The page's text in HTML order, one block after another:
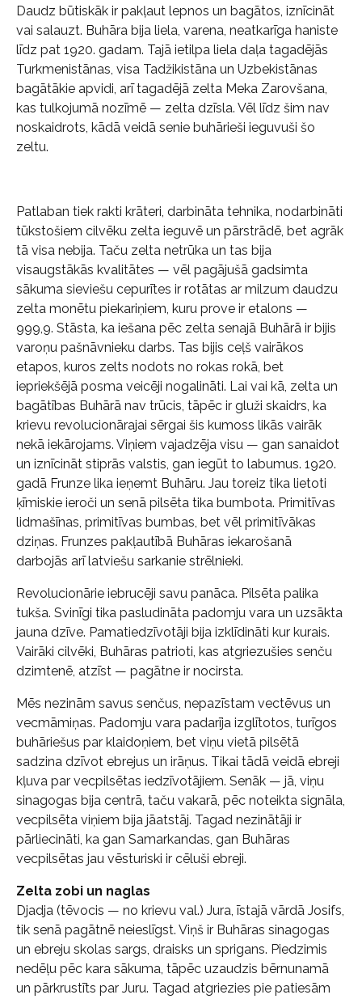
Daudz būtiskāk ir pakļaut lepnos un bagātos, iznīcināt
vai salauzt. Buhāra bija liela, varena, neatkarīga haniste
līdz pat 1920. gadam. Tajā ietilpa liela daļa tagadējās
Turkmenistānas, visa Tadžikistāna un Uzbekistānas
bagātākie apvidi, arī tagadējā zelta Meka Zarovšana,
kas tulkojumā nozīmē — zelta dzīsla. Vēl līdz šim nav
noskaidrots, kādā veidā senie buhārieši ieguvuši šo
zeltu.
Patlaban tiek rakti krāteri, darbināta tehnika, nodarbināti
tūkstošiem cilvēku zelta ieguvē un pārstrādē, bet agrāk
tā visa nebija. Taču zelta netrūka un tas bija
visaugstākās kvalitātes — vēl pagājušā gadsimta
sākuma sieviešu cepurītes ir rotātas ar milzum daudzu
zelta monētu piekariņiem, kuru prove ir etalons —
999,9. Stāsta, ka iešana pēc zelta senajā Buhārā ir bijis
varoņu pašnāvnieku darbs. Tas bijis ceļš vairākos
etapos, kuros zelts nodots no rokas rokā, bet
iepriekšējā posma veicēji nogalināti. Lai vai kā, zelta un
bagātības Buhārā nav trūcis, tāpēc ir gluži skaidrs, ka
krievu revolucionārajai sērgai šis kumoss likās vairāk
nekā iekārojams. Viņiem vajadzēja visu — gan sanaidot
un iznīcināt stiprās valstis, gan iegūt to labumus. 1920.
gadā Frunze lika ieņemt Buhāru. Jau toreiz tika lietoti
ķīmiskie ieroči un senā pilsēta tika bumbota. Primitīvas
lidmašīnas, primitīvas bumbas, bet vēl primitīvākas
dziņas. Frunzes pakļautībā Buhāras iekarošanā
darbojās arī latviešu sarkanie strēlnieki.
Revolucionārie iebrucēji savu panāca. Pilsēta palika
tukša. Svinīgi tika pasludināta padomju vara un uzsākta
jauna dzīve. Pamatiedzīvotāji bija izklīdināti kur kurais.
Vairāki cilvēki, Buhāras patrioti, kas atgriezušies senču
dzimtenē, atzīst — pagātne ir nocirsta.
Mēs nezinām savus senčus, nepazīstam vectēvus un
vecmāmiņas. Padomju vara padarīja izglītotos, turīgos
buhāriešus par klaidoņiem, bet viņu vietā pilsētā
sadzina dzīvot ebrejus un irāņus. Tikai tādā veidā ebreji
kļuva par vecpilsētas iedzīvotājiem. Senāk — jā, viņu
sinagogas bija centrā, taču vakarā, pēc noteikta signāla,
vecpilsēta viņiem bija jāatstāj. Tagad nezinātāji ir
pārliecināti, ka gan Samarkandas, gan Buhāras
vecpilsētas jau vēsturiski ir cēluši ebreji.
Zelta zobi un naglas
Djadja (tēvocis — no krievu val.) Jura, īstajā vārdā Josifs,
tik senā pagātnē neieslīgst. Viņš ir Buhāras sinagogas
un ebreju skolas sargs, draisks un sprigans. Piedzimis
nedēļu pēc kara sākuma, tāpēc uzaudzis bērnunamā
un pārkrustīts par Juru. Tagad atgriezies pie patiesām